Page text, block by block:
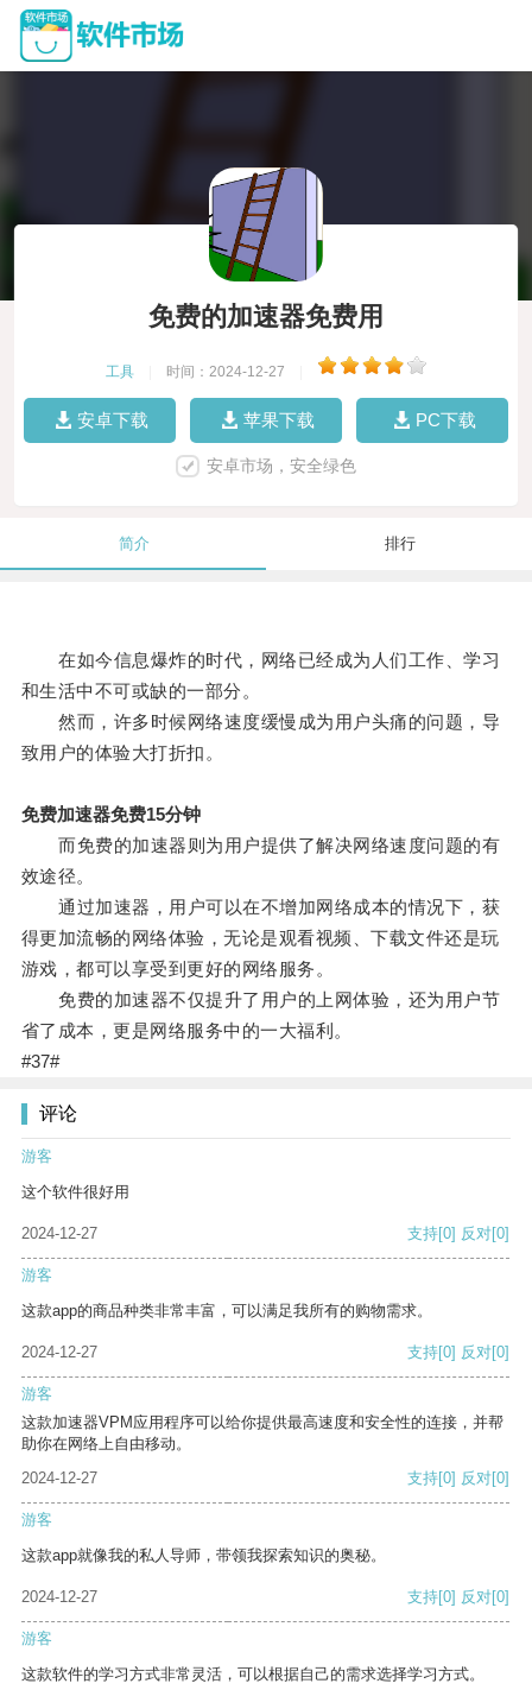
免费的加速器免费用
工具 时间：2024-12-27
安卓下载 苹果下载 PC下载
安卓市场，安全绿色
简介 排行
在如今信息爆炸的时代，网络已经成为人们工作、学习
和生活中不可或缺的一部分。
然而，许多时候网络速度缓慢成为用户头痛的问题，导
致用户的体验大打折扣。
免费加速器免费15分钟
而免费的加速器则为用户提供了解决网络速度问题的有
效途径。
通过加速器，用户可以在不增加网络成本的情况下，获
得更加流畅的网络体验，无论是观看视频、下载文件还是玩
游戏，都可以享受到更好的网络服务。
免费的加速器不仅提升了用户的上网体验，还为用户节
省了成本，更是网络服务中的一大福利。
#37#
评论
游客
这个软件很好用
2024-12-27 支持[0] 反对[0]
游客
这款app的商品种类非常丰富，可以满足我所有的购物需求。
2024-12-27 支持[0] 反对[0]
游客
这款加速器VPM应用程序可以给你提供最高速度和安全性的连接，并帮
助你在网络上自由移动。
2024-12-27
支持[0] 反对[0]
游客
这款app就像我的私人导师，带领我探索知识的奥秘。
2024-12-27 支持[0] 反对[0]
游客
这款软件的学习方式非常灵活，可以根据自己的需求选择学习方式。